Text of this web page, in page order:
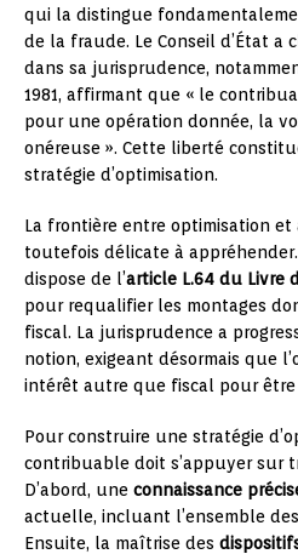
qui la distingue
de la fraude. Le Conseil d’État a
dans sa jurisprudence,
1981, affirmant que « le
pour une opération donnée, la
onéreuse ». Cette liberté
stratégie d’optimisation.
La frontière entre optimisation
toutefois délicate à
dispose de l’article L.64 du Livre
pour requalifier les montages
fiscal. La jurisprudence a
notion, exigeant désormais que
intérêt autre que fiscal pour être
Pour construire une stratégie
contribuable doit s’appuyer sur
D’abord, une connaissance
actuelle, incluant l’ensemble
Ensuite, la maîtrise des